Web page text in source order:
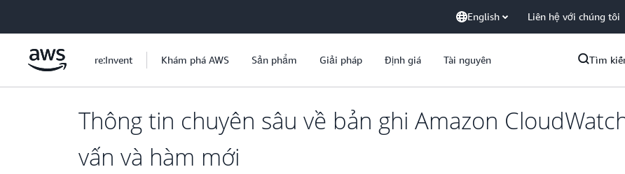
English Liên hệ với chúng tôi
re:Invent Khám phá AWS Sản phẩm Giải pháp Định giá Tài nguyên Tìm
Thông tin chuyên sâu về bản ghi Amazon
vấn và hàm mới